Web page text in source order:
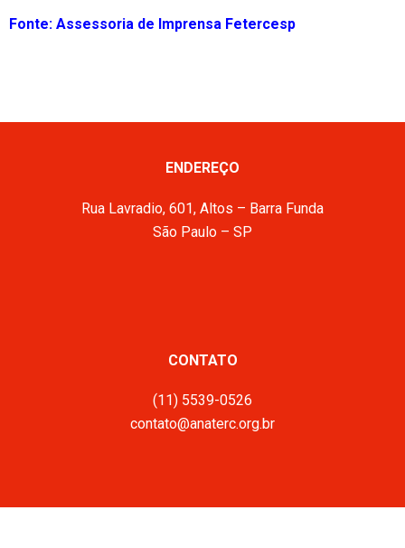
Fonte: Assessoria de Imprensa Fetercesp
ENDEREÇO
Rua Lavradio, 601, Altos – Barra Funda
São Paulo – SP
CONTATO
(11) 5539-0526
contato@anaterc.org.br